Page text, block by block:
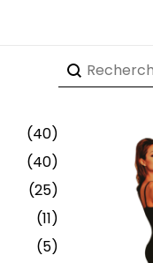
(40)
(40)
(25)
(11)
(5)
Rechercher
Par défaut